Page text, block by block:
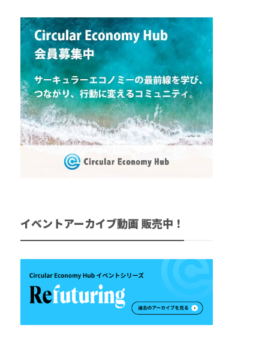
イベントアーカイブ動画 販売中！